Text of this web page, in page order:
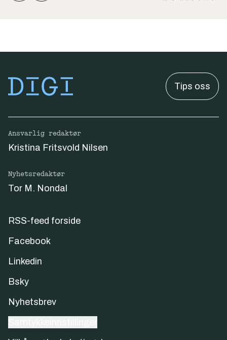
Tips oss
Ansvarlig redaktør
Kristina Fritsvold Nilsen
Nyhetsredaktør
Tor M. Nondal
RSS-feed forside
Facebook
Linkedin
Bsky
Nyhetsbrev